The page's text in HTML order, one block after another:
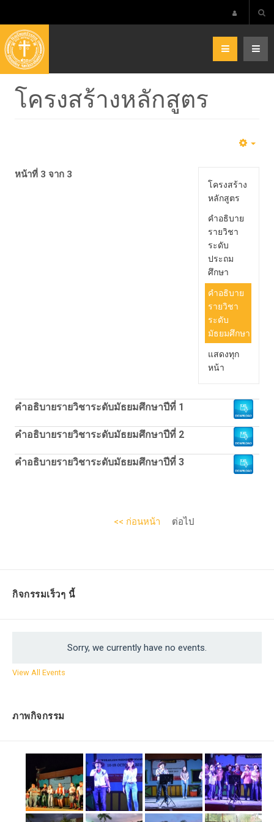
โครงสร้างหลักสูตร
โครงสร้าง
หลักสูตร
คำอธิบาย
รายวิชา
ระดับ
ประถม
ศึกษา
คำอธิบาย
รายวิชา
ระดับ
มัธยมศึกษา
แสดงทุก
หน้า
หน้าที่ 3 จาก 3
คำอธิบายรายวิชาระดับมัธยมศึกษาปีที่ 1
คำอธิบายรายวิชาระดับมัธยมศึกษาปีที่ 2
คำอธิบายรายวิชาระดับมัธยมศึกษาปีที่ 3
<< ก่อนหน้า ต่อไป
กิจกรรมเร็วๆ นี้
Sorry, we currently have no events.
View All Events
ภาพกิจกรรม